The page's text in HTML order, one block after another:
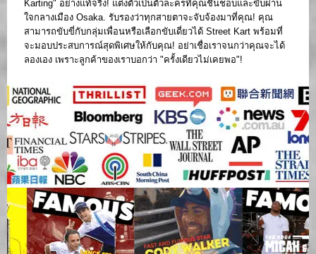
Karting" อย่างแท้จริง! แต่งตัวเป็นตัวละครที่คุณชื่นชอบและขับผ่าน
ใจกลางเมือง Osaka. รับรองว่าทุกสายตาจะจับจ้องมาที่คุณ! คุณ
สามารถขับขี่กับกลุ่มเพื่อนหรือเลือกขับเดี่ยวได้ Street Kart พร้อมที่
จะมอบประสบการณ์สุดพิเศษให้กับคุณ! อย่าเชื่อเราจนกว่าคุณจะได้
ลองเอง เพราะลูกค้าของเราบอกว่า "ครั้งเดียวไม่เคยพอ"!